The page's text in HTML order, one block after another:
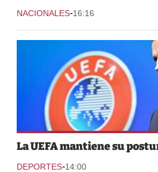
NACIONALES-16:16
La UEFA mantiene su
DEPORTES-14:00